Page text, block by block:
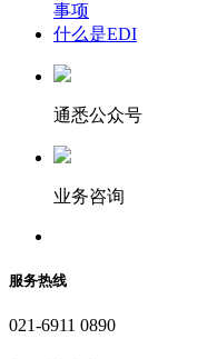
事项
什么是EDI
通悉公众号
业务咨询
服务热线
021-6911 0890